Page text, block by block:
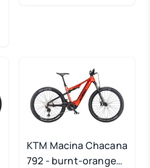
KTM Macina Chacana
792 - burnt-orange